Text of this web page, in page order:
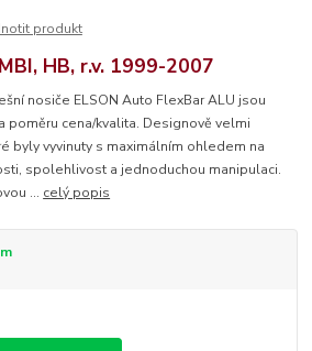
produkt
HB, r.v. 1999-2007
nosiče ELSON Auto FlexBar ALU jsou
poměru cena/kvalita. Designově velmi
byly vyvinuty s maximálním ohledem na
spolehlivost a jednoduchou manipulaci.
... celý popis